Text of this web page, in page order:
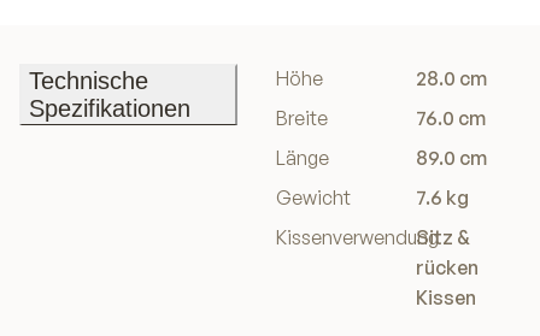
Technische
Spezifikationen
Höhe
28.0 cm
Breite
76.0 cm
Länge
89.0 cm
Gewicht
7.6 kg
KissenverwendungSitz &
rücken
Kissen